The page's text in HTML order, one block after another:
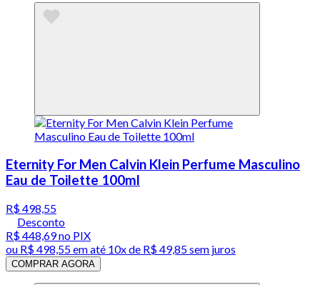
Eternity For Men Calvin Klein Perfume Masculino
Eau de Toilette 100ml
R$ 498,55
Desconto
R$ 448,69no PIX
ou R$ 498,55em até 10x de R$ 49,85 sem juros
COMPRAR AGORA